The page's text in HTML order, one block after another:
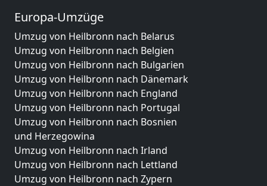
Europa-Umzüge
Umzug von Heilbronn nach Belarus
Umzug von Heilbronn nach Belgien
Umzug von Heilbronn nach Bulgarien
Umzug von Heilbronn nach Dänemark
Umzug von Heilbronn nach England
Umzug von Heilbronn nach Portugal
Umzug von Heilbronn nach Bosnien
und Herzegowina
Umzug von Heilbronn nach Irland
Umzug von Heilbronn nach Lettland
Umzug von Heilbronn nach Zypern